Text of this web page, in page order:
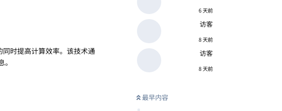
6 天前
访客
8 天前
访客
8 天前
最早内容
时提高计算效率。该技术通